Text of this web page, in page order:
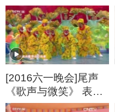
[2016六一晚会]尾声
《歌声与微笑》 表
演：银河少儿电视艺